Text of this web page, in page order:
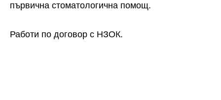
първична стоматологична помощ.
Работи по договор с НЗОК.